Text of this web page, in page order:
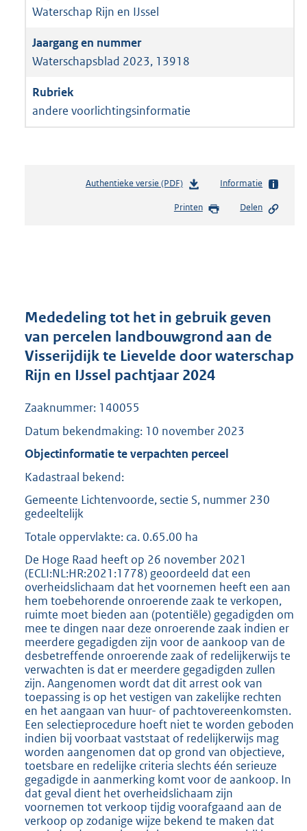
Waterschap Rijn en IJssel
Waterschapsblad 2023, 13918
andere voorlichtingsinformatie
Authentieke versie (PDF)b
s
r
o
o
t
t
1
K
Informatie
Printen Delen
Mededeling tot het in gebruik geven
van percelen landbouwgrond aan de
Visserijdijk te Lievelde door waterschap
Rijn en IJssel pachtjaar 2024
Zaaknummer: 140055
Datum bekendmaking: 10 november 2023
Objectinformatie te verpachten perceel
Kadastraal bekend:
Gemeente Lichtenvoorde, sectie S, nummer 230
gedeeltelijk
Totale oppervlakte: ca. 0.65.00 ha
De Hoge Raad heeft op 26 november 2021
(ECLI:NL:HR:2021:1778) geoordeeld dat een
overheidslichaam dat het voornemen heeft een aan
hem toebehorende onroerende zaak te verkopen,
ruimte moet bieden aan (potentiële) gegadigden om
mee te dingen naar deze onroerende zaak indien er
meerdere gegadigden zijn voor de aankoop van de
desbetreffende onroerende zaak of redelijkerwijs te
verwachten is dat er meerdere gegadigden zullen
zijn. Aangenomen wordt dat dit arrest ook van
toepassing is op het vestigen van zakelijke rechten
en het aangaan van huur- of pachtovereenkomsten.
Een selectieprocedure hoeft niet te worden geboden
indien bij voorbaat vaststaat of redelijkerwijs mag
worden aangenomen dat op grond van objectieve,
toetsbare en redelijke criteria slechts één serieuze
gegadigde in aanmerking komt voor de aankoop. In
dat geval dient het overheidslichaam zijn
voornemen tot verkoop tijdig voorafgaand aan de
verkoop op zodanige wijze bekend te maken dat